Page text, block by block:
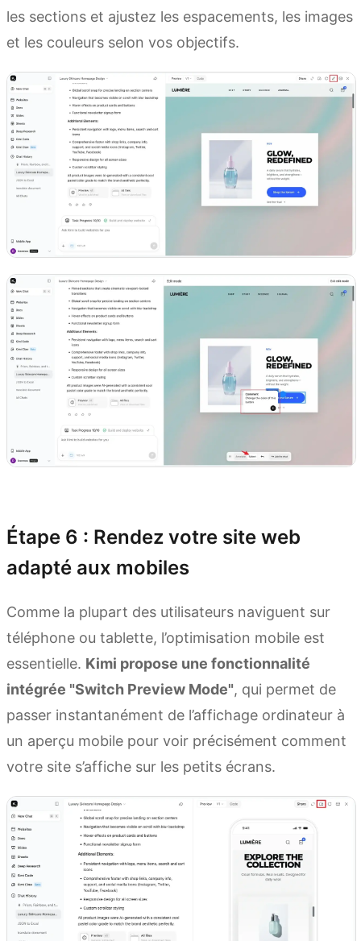
les sections et ajustez les espacements, les images
et les couleurs selon vos objectifs.
Étape 6 : Rendez votre site web
adapté aux mobiles
Comme la plupart des utilisateurs naviguent sur
téléphone ou tablette, l’optimisation mobile est
essentielle. Kimi propose une fonctionnalité
intégrée "Switch Preview Mode", qui permet de
passer instantanément de l’affichage ordinateur à
un aperçu mobile pour voir précisément comment
votre site s’affiche sur les petits écrans.